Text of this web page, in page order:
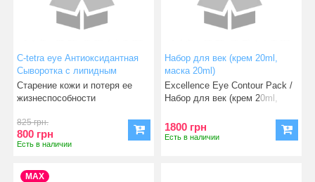
C-tetra eye Антиоксидантная
Сыворотка с липидным
витамином С для кожи вокруг
глаз
Старение кожи и потеря ее
жизнеспособности
очередь
825 грн.
800 грн
Есть в наличии
Набор для век (крем 20ml,
маска 20ml)
Excellence Eye Contour Pack /
Набор для век (крем 20ml,
1800 грн
Есть в наличии
MAX